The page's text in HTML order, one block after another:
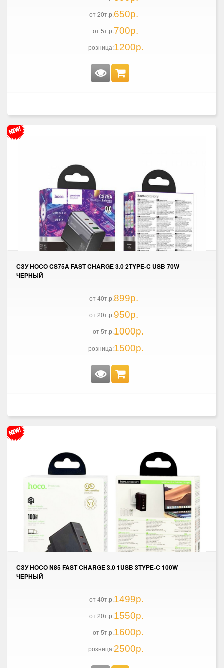
от 20т.р.650р.
от 5т.р.700р.
розница:1200р.
СЗУ HOCO CS75A FAST CHARGE 3.0 2TYPE-C USB 70W
ЧЕРНЫЙ
от 40т.р.899р.
от 20т.р.950р.
от 5т.р.1000р.
розница:1500р.
СЗУ HOCO N85 FAST CHARGE 3.0 1USB 3TYPE-C 100W
ЧЕРНЫЙ
от 40т.р.1499р.
от 20т.р.1550р.
от 5т.р.1600р.
розница:2500р.